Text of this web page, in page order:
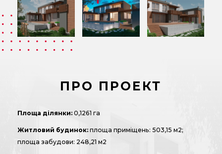
ПРО ПРОЕКТ
Площа ділянки: 0,1261 га
Житловий будинок: площа приміщень: 503,15 м2;
площа забудови: 248,21 м2